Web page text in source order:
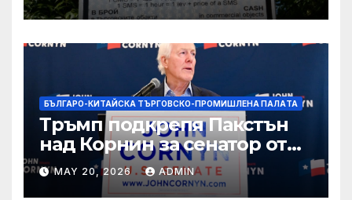
технологични иновации
БЪЛГАРО-КИТАЙСКА ТЪРГОВСКО-ПРОМИШЛЕНА ПАЛAТА
Тръмп подкрепя Пакстън
над Корнин за сенатор от
Тексас в шокираща
подкрепа
MAY 20, 2026 ADMIN